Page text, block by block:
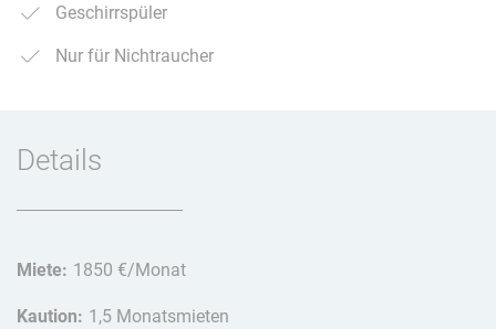
Geschirrspüler
Nur für Nichtraucher
Details
Miete: 1850 €/Monat
Kaution: 1,5 Monatsmieten